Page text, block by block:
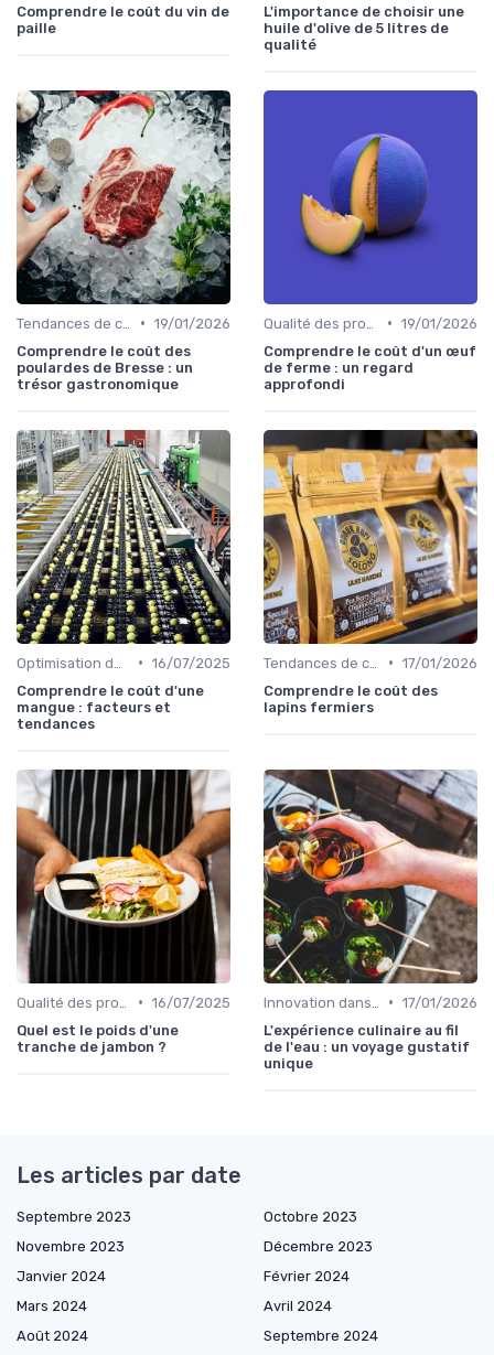
Comprendre le coût du vin de
paille
L'importance de choisir une
huile d'olive de 5 litres de
qualité
• 19/01/2026
Comprendre le coût des
poulardes de Bresse : un
trésor gastronomique
• 19/01/2026
Comprendre le coût d'un œuf
de ferme : un regard
approfondi
• 16/07/2025
Comprendre le coût d'une
mangue : facteurs et
tendances
• 17/01/2026
Comprendre le coût des
lapins fermiers
• 16/07/2025
Quel est le poids d'une
tranche de jambon ?
• 17/01/2026
L'expérience culinaire au fil
de l'eau : un voyage gustatif
unique
Les articles par date
Septembre 2023
Octobre 2023
Novembre 2023
Décembre 2023
Janvier 2024
Février 2024
Mars 2024
Avril 2024
Août 2024
Septembre 2024